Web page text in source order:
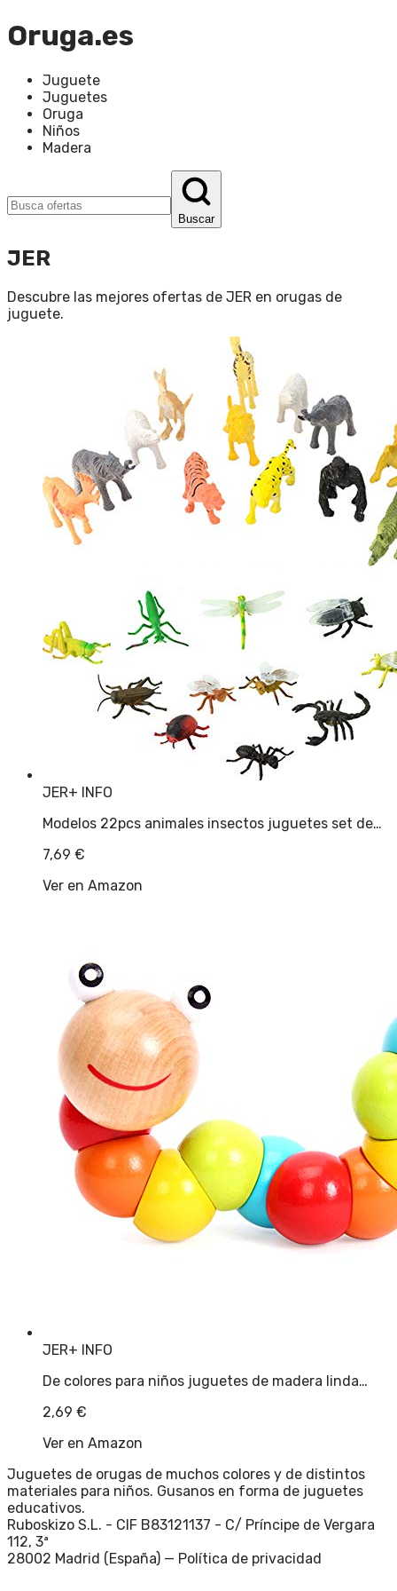
Oruga.es
Juguete
Juguetes
Oruga
Niños
Madera
Buscar
JER
Descubre las mejores ofertas de JER en orugas de
juguete.
JER+ INFO
Modelos 22pcs animales insectos juguetes set de…
7,69 €
Ver en Amazon
JER+ INFO
De colores para niños juguetes de madera linda…
2,69 €
Ver en Amazon
Juguetes de orugas de muchos colores y de distintos
materiales para niños. Gusanos en forma de juguetes
educativos.
Ruboskizo S.L. - CIF B83121137 - C/ Príncipe de Vergara
112, 3ª
28002 Madrid (España) — Política de privacidad